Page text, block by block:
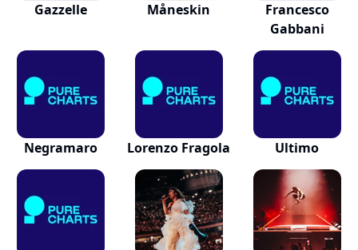
Gazzelle Måneskin
Francesco
Gabbani
Negramaro Lorenzo Fragola Ultimo